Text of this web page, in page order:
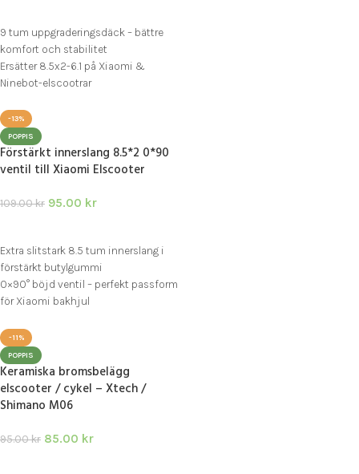
9 tum uppgraderingsdäck – bättre
komfort och stabilitet
Ersätter 8.5x2-6.1 på Xiaomi &
Ninebot-elscootrar
E22E/E25E/E45E och Xiaomi
M365/Pro
-13%
POPPIS
Förstärkt innerslang 8.5*2 0*90
ventil till Xiaomi Elscooter
109.00kr 95.00 kr
Extra slitstark 8.5 tum innerslang i
förstärkt butylgummi
0×90° böjd ventil – perfekt passform
för Xiaomi bakhjul
Dualtron Mini, Niu KQi m.fl.
-11%
POPPIS
Keramiska bromsbelägg
elscooter / cykel – Xtech /
Shimano M06
95.00kr 85.00 kr